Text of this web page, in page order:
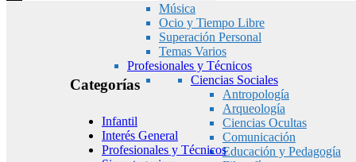
Música
Ocio y Tiempo Libre
Superación Personal
Temas Varios
Profesionales y Técnicos
Ciencias Sociales
Antropología
Arqueología
Ciencias Ocultas
Comunicación
Educación y Pedagogía
Categorías
Infantil
Interés General
Profesionales y Técnicos